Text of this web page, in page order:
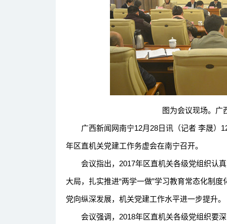
图为会议现场。广
广西新闻网南宁12月28日讯（记者 李晟）
年区直机关党建工作务虚会在南宁召开。
会议指出，2017年区直机关各级党组织认真
大局，扎实推进“两学一做”学习教育常态化制
党向纵深发展，机关党建工作水平进一步提升。
会议强调，2018年区直机关各级党组织要深